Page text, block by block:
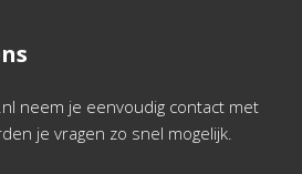
neem je eenvoudig contact met
je vragen zo snel mogelijk.